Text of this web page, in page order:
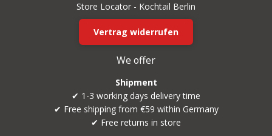
Store Locator - Kochtail Berlin
Vertrag widerrufen
We offer
Shipment
✔ 1-3 working days delivery time
✔ Free shipping from €59 within Germany
✔ Free returns in store